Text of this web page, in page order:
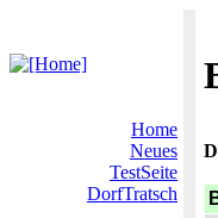
Home
Neues
TestSeite
DorfTratsch